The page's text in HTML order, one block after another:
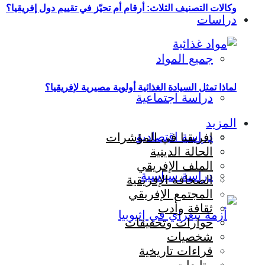
دراسات
جميع المواد
دراسة اجتماعية
دراسة اقتصادية
دراسة سياسية
وكالات التصنيف الثلاث: أرقام أم تحيّز في تقييم دول إفريقيا؟
لماذا تمثل السيادة الغذائية أولوية مصيرية لإفريقيا؟
المزيد
إفريقيا في المؤشرات
الحالة الدينية
الملف الإفريقي
الصحافة الإفريقية
المجتمع الإفريقي
ثقافة وأدب
حوارات وتحقيقات
شخصيات
قراءات تاريخية